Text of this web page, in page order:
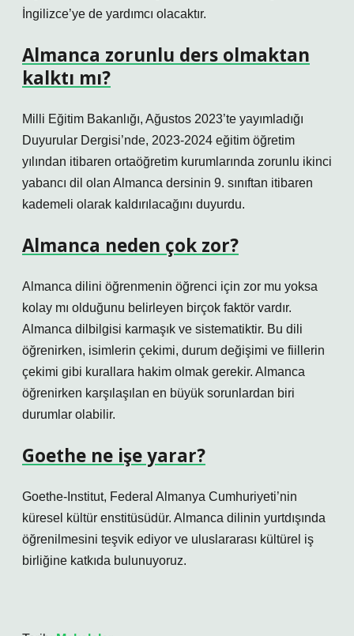
İngilizce’ye de yardımcı olacaktır.
Almanca zorunlu ders olmaktan
kalktı mı?
Milli Eğitim Bakanlığı, Ağustos 2023’te yayımladığı
Duyurular Dergisi’nde, 2023-2024 eğitim öğretim
yılından itibaren ortaöğretim kurumlarında zorunlu ikinci
yabancı dil olan Almanca dersinin 9. sınıftan itibaren
kademeli olarak kaldırılacağını duyurdu.
Almanca neden çok zor?
Almanca dilini öğrenmenin öğrenci için zor mu yoksa
kolay mı olduğunu belirleyen birçok faktör vardır.
Almanca dilbilgisi karmaşık ve sistematiktir. Bu dili
öğrenirken, isimlerin çekimi, durum değişimi ve fiillerin
çekimi gibi kurallara hakim olmak gerekir. Almanca
öğrenirken karşılaşılan en büyük sorunlardan biri
durumlar olabilir.
Goethe ne işe yarar?
Goethe-Institut, Federal Almanya Cumhuriyeti’nin
küresel kültür enstitüsüdür. Almanca dilinin yurtdışında
öğrenilmesini teşvik ediyor ve uluslararası kültürel iş
birliğine katkıda bulunuyoruz.